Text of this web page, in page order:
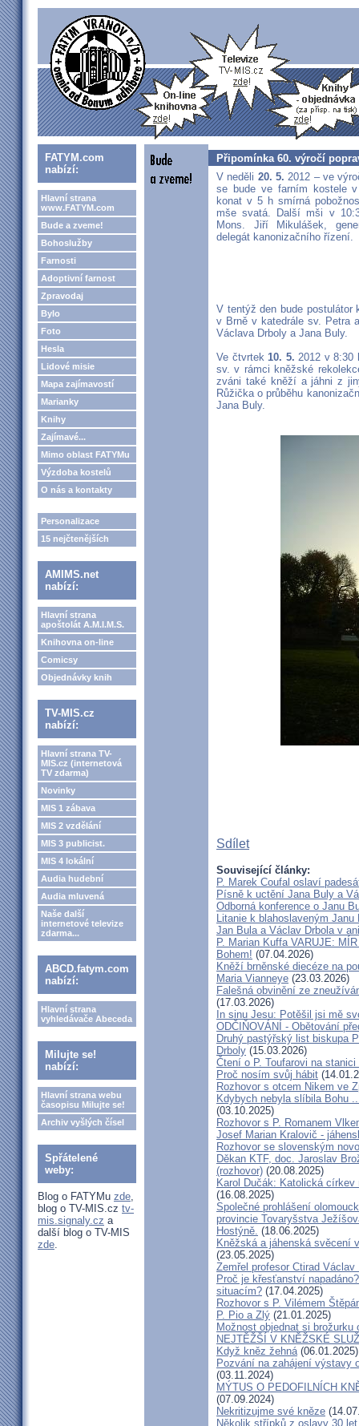
FATYM.com
nabízí:
Hlavní strana
www.FATYM.com
Bude a zveme!
Bohoslužby
Farnosti
Adoptivní farnost
Zpravodaj
Bylo
Foto
Hesla
Lidové misie
Mapa zajímavostí
Marianky
Knihy
Zajímavé...
Mimo oblast FATYMu
Výzdoba kostelů
O nás a kontakty
Personalizace
15 nejčtenějších
AMIMS.net
nabízí:
Hlavní strana
apoštolát A.M.I.M.S.
Knihovna on-line
Comicsy
Objednávky knih
TV-MIS.cz
nabízí:
Hlavní strana TV-
MIS.cz (internetová
TV zdarma)
Novinky
MIS 1 zábava
MIS 2 vzdělání
MIS 3 publicist.
MIS 4 lokální
Audia hudební
Audia mluvená
Naše další
internetové televize
zdarma...
ABCD.fatym.com
nabízí:
Hlavní strana
vyhledávače Abeceda
Milujte se!
nabízí:
Hlavní strana webu
časopisu Milujte se!
Archiv vyšlých čísel
Spřátelené
weby:
Blog o FATYMu zde,
blog o TV-MIS.cz tv-
mis.signaly.cz a
další blog o TV-MIS
zde.
Připomínka 60. výročí
V neděli 20. 5.2012 – ve
se bude ve farním kostele
konat v 5 h smírná
mše svatá. Další mši v
Mons. Jiří Mikulášek,
delegát kanonizačního řízení.
V tentýž den bude postulátor
v Brně v katedrále sv. Petra
Václava Drboly a Jana Buly.
Ve čtvrtek10. 5. 2012 v 8:30
sv. v rámci kněžské
zváni také kněží a jáhni z
Růžička o průběhu
Jana Buly.
Sdílet
Související články:
P. Marek Coufal oslaví
Písně k uctění Jana Buly a
Odborná konference o Janu
Litanie k blahoslaveným
Jan Bula a Václav Drbola v
P. Marian Kuffa VARUJE:
Bohem! (07.04.2026)
Kněží brněnské diecéze na
Maria Vianneye (23.03.2026)
Falešná obvinění ze
(17.03.2026)
In sinu Jesu: Potěšil jsi mě
ODČIŇOVÁNÍ - Obětování
Druhý pastýřský list biskupa
Drboly (15.03.2026)
Čtení o P. Toufarovi na stanici
Proč nosím svůj hábit
Rozhovor s otcem Nikem ve
Kdybych nebyla slíbila Bohu
(03.10.2025)
Rozhovor s P. Romanem
Josef Marian Kralovič -
Rozhovor se slovenským
Děkan KTF, doc. Jaroslav
(rozhovor) (20.08.2025)
Karol Dučák: Katolická
(16.08.2025)
Společné prohlášení
provincie Tovaryšstva
Hostýně. (18.06.2025)
Kněžská a jáhenská svěcení
(23.05.2025)
Zemřel profesor Ctirad
Proč je křesťanství
situacím? (17.04.2025)
Rozhovor s P. Vilémem
P. Pio a Zlý (21.01.2025)
Možnost objednat si
NEJTĚŽŠÍ V KNĚŽSKÉ
Když kněz žehná(06.01.2025)
Pozvání na zahájení výstavy
(03.11.2024)
MÝTUS O PEDOFILNÍCH
(07.09.2024)
Nekritizujme své kněze
Několik střípků z oslavy 30